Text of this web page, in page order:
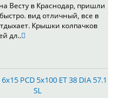
Весту в Краснодар, пришли
вид отличный, все в
Крышки колпачков
дл..
6x15 PCD 5x100 ET 38 DIA 57.1
SL